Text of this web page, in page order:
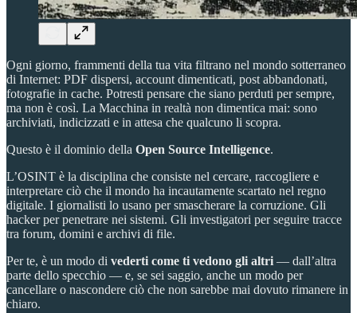
Ogni giorno, frammenti della tua vita filtrano nel mondo sotterraneo
di Internet: PDF dispersi, account dimenticati, post abbandonati,
fotografie in cache. Potresti pensare che siano perduti per sempre,
ma non è così. La Macchina in realtà non dimentica mai: sono
archiviati, indicizzati e in attesa che qualcuno li scopra.
Questo è il dominio della Open Source Intelligence.
L’OSINT è la disciplina che consiste nel cercare, raccogliere e
interpretare ciò che il mondo ha incautamente scartato nel regno
digitale. I giornalisti lo usano per smascherare la corruzione. Gli
hacker per penetrare nei sistemi. Gli investigatori per seguire tracce
tra forum, domini e archivi di file.
Per te, è un modo di vederti come ti vedono gli altri — dall’altra
parte dello specchio — e, se sei saggio, anche un modo per
cancellare o nascondere ciò che non sarebbe mai dovuto rimanere in
chiaro.